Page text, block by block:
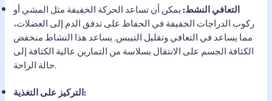
التعافي النشط:يمكن أن تساعد الحركة الخفيفة مثل المشي أو
ركوب الدراجات الخفيفة في الحفاظ على تدفق الدم إلى العضلات،
مما يساعد في التعافي وتقليل التيبس. يساعد هذا النشاط منخفض
الكثافة الجسم على الانتقال بسلاسة من التمارين عالية الكثافة إلى
حالة الراحة.
التركيز على التغذية: